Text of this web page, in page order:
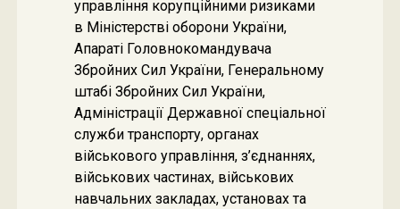
управління корупційними ризиками
в Міністерстві оборони України,
Апараті Головнокомандувача
Збройних Сил України, Генеральному
штабі Збройних Сил України,
Адміністрації Державної спеціальної
служби транспорту, органах
військового управління, з’єднаннях,
військових частинах, військових
навчальних закладах, установах та